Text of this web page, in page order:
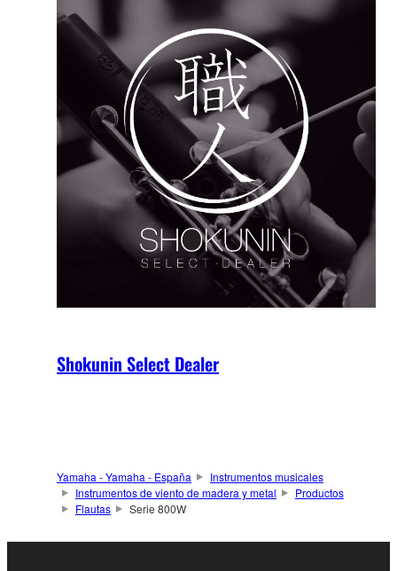
Shokunin Select Dealer
Yamaha - Yamaha - España
Instrumentos musicales
Instrumentos de viento de madera y metal
Productos
Flautas
Serie 800W